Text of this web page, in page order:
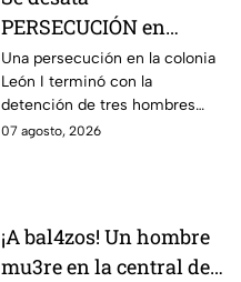
PERSECUCIÓN en
colonia León I: Así
IDENTIFICARON y
DETUVIERON a tres
hombres, en León
Una persecución en la colonia
León I terminó con la
detención de tres hombres
que viajaban en una
07 agosto, 2026
¡A bal4zos! Un hombre
mu3re en la central de